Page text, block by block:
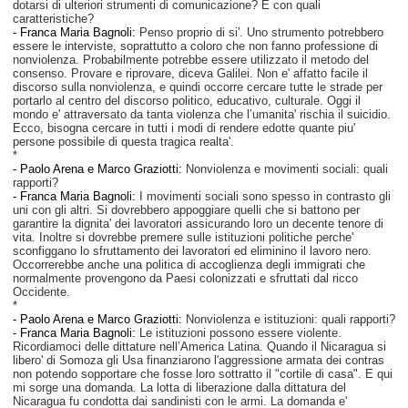
dotarsi di ulteriori strumenti di comunicazione? E con quali
caratteristiche?
- Franca Maria Bagnoli: Penso proprio di si'. Uno strumento potrebbero
essere le interviste, soprattutto a coloro che non fanno professione di
nonviolenza. Probabilmente potrebbe essere utilizzato il metodo del
consenso. Provare e riprovare, diceva Galilei. Non e' affatto facile il
discorso sulla nonviolenza, e quindi occorre cercare tutte le strade per
portarlo al centro del discorso politico, educativo, culturale. Oggi il
mondo e' attraversato da tanta violenza che l’umanita' rischia il suicidio.
Ecco, bisogna cercare in tutti i modi di rendere edotte quante piu'
persone possibile di questa tragica realta'.
*
- Paolo Arena e Marco Graziotti: Nonviolenza e movimenti sociali: quali
rapporti?
- Franca Maria Bagnoli: I movimenti sociali sono spesso in contrasto gli
uni con gli altri. Si dovrebbero appoggiare quelli che si battono per
garantire la dignita' dei lavoratori assicurando loro un decente tenore di
vita. Inoltre si dovrebbe premere sulle istituzioni politiche perche'
sconfiggano lo sfruttamento dei lavoratori ed eliminino il lavoro nero.
Occorrerebbe anche una politica di accoglienza degli immigrati che
normalmente provengono da Paesi colonizzati e sfruttati dal ricco
Occidente.
*
- Paolo Arena e Marco Graziotti: Nonviolenza e istituzioni: quali rapporti?
- Franca Maria Bagnoli: Le istituzioni possono essere violente.
Ricordiamoci delle dittature nell’America Latina. Quando il Nicaragua si
libero' di Somoza gli Usa finanziarono l'aggressione armata dei contras
non potendo sopportare che fosse loro sottratto il "cortile di casa". E qui
mi sorge una domanda. La lotta di liberazione dalla dittatura del
Nicaragua fu condotta dai sandinisti con le armi. La domanda e'